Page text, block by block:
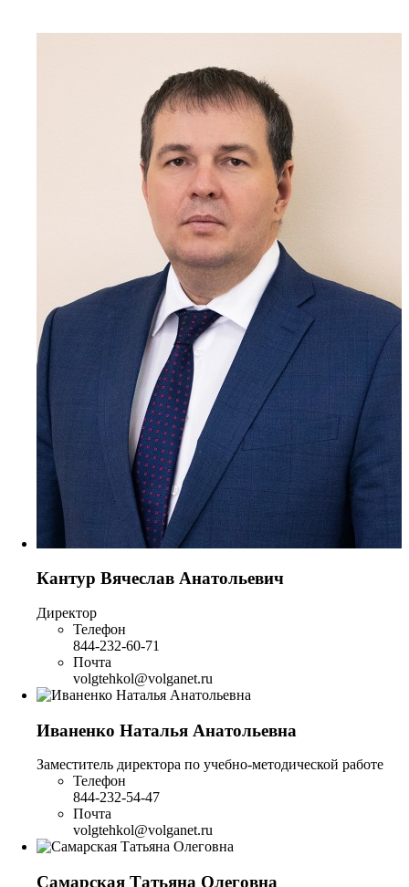
Кантур Вячеслав Анатольевич
Директор
Телефон
844-232-60-71
Почта
volgtehkol@volganet.ru
Иваненко Наталья Анатольевна
Заместитель директора по учебно-методической работе
Телефон
844-232-54-47
Почта
volgtehkol@volganet.ru
Самарская Татьяна Олеговна